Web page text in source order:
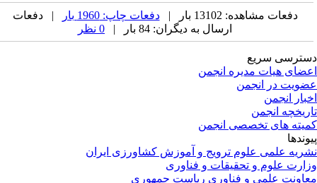
دفعات مشاهده: 13102 بار | دفعات چاپ: 1960 بار
| دفعات
ارسال به دیگران: 84 بار |
سریع
هیات مدیره انجمن
در انجمن
انجمن
انجمن
های تخصصی انجمن
علمی علوم ترویج و آموزش کشاورزی ایران
علوم و تحقیقات و فناوری
علمی و فناوری ریاست جمهوری